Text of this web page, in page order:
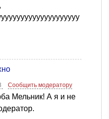
Сообщить модератору
Мельник! А я и не